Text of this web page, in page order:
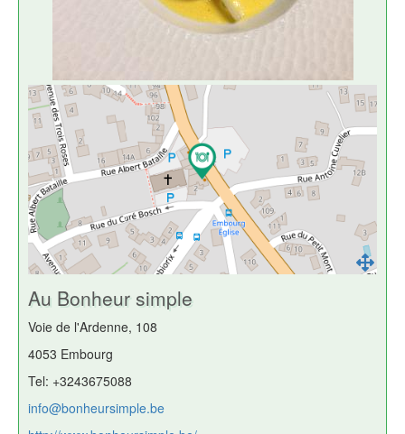
Au Bonheur simple
Voie de l'Ardenne, 108
4053 Embourg
Tel: +3243675088
info@bonheursimple.be